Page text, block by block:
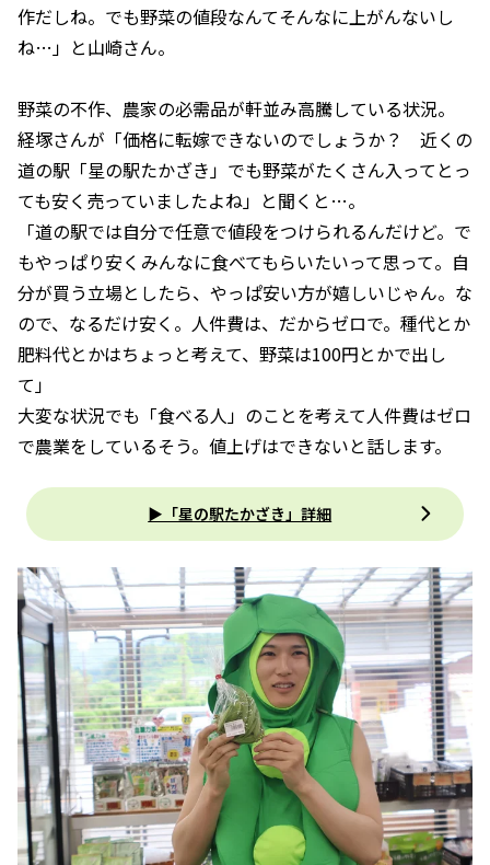
作だしね。でも野菜の値段なんてそんなに上がんないし
ね…」と山崎さん。
野菜の不作、農家の必需品が軒並み高騰している状況。
経塚さんが「価格に転嫁できないのでしょうか？ 近くの
道の駅「星の駅たかざき」でも野菜がたくさん入ってとっ
ても安く売っていましたよね」と聞くと…。
「道の駅では自分で任意で値段をつけられるんだけど。で
もやっぱり安くみんなに食べてもらいたいって思って。自
分が買う立場としたら、やっぱ安い方が嬉しいじゃん。な
ので、なるだけ安く。人件費は、だからゼロで。種代とか
肥料代とかはちょっと考えて、野菜は100円とかで出し
て」
大変な状況でも「食べる人」のことを考えて人件費はゼロ
で農業をしているそう。値上げはできないと話します。
▶「星の駅たかざき」詳細